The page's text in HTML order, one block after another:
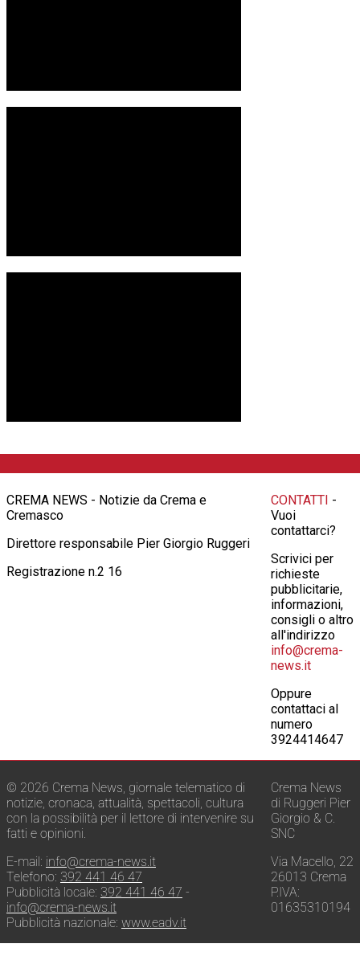
CREMA NEWS - Notizie da Crema e
Cremasco
Direttore responsabile Pier Giorgio Ruggeri
Registrazione n.2 16
CONTATTI -
Vuoi
contattarci?
Scrivici per
richieste
pubblicitarie,
informazioni,
consigli o altro
all'indirizzo
info@crema-
news.it
Oppure
contattaci al
numero
3924414647
© 2026 Crema News, giornale telematico di
notizie, cronaca, attualità, spettacoli, cultura
con la possibilità per il lettore di intervenire su
fatti e opinioni.
E-mail: info@crema-news.it
Telefono: 392 441 46 47
Pubblicità locale: 392 441 46 47 -
info@crema-news.it
Pubblicità nazionale: www.eadv.it
Crema News
di Ruggeri Pier
Giorgio & C.
SNC
Via Macello, 22
26013 Crema
P.IVA:
01635310194